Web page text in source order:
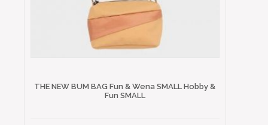
THE NEW BUM BAG Fun & Wena SMALL Hobby &
Fun SMALL